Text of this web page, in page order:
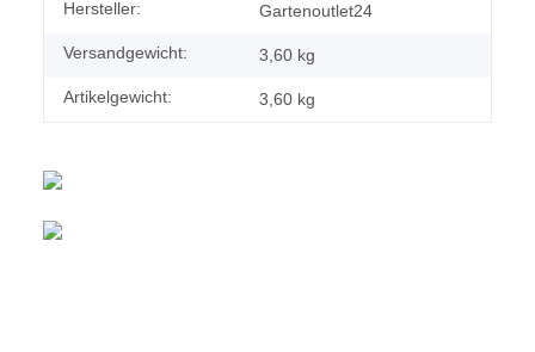
Hersteller: Gartenoutlet24
Versandgewicht: 3,60 kg
Artikelgewicht: 3,60 kg